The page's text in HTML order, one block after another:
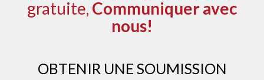
gratuite, Communiquer avec
nous!
OBTENIR UNE SOUMISSION